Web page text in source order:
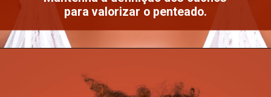
para valorizar o penteado.